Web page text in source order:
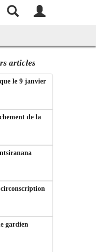
articles
le 9 janvier
de la
gardien